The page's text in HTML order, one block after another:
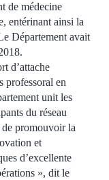
de médecine
entérinant ainsi la
Département avait
d’attache
professoral en
unit les
du réseau
promouvoir la
et
d’excellente
», dit le